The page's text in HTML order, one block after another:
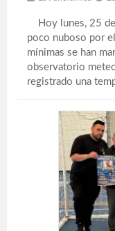
Hoy lunes, 25 de
poco nuboso por
mínimas se han
observatorio
registrado una